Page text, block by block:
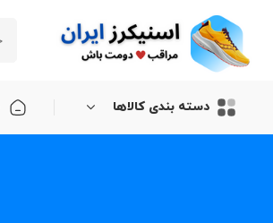
دسته بندی کالاها